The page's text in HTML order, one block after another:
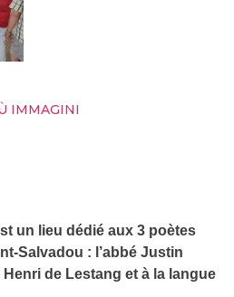
IMMAGINI
un lieu dédié aux 3 poètes
Salvadou : l’abbé Justin
de Lestang et à la langue